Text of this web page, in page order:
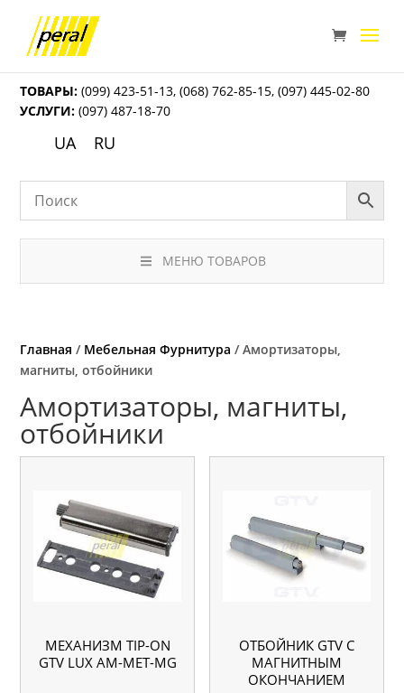
ТОВАРЫ: (099) 423-51-13,(068) 762-85-15,(097) 445-02-80
УСЛУГИ: (097) 487-18-70
UA RU
МЕНЮ ТОВАРОВ
Главная / Мебельная Фурнитура / Амортизаторы,
магниты, отбойники
Амортизаторы, магниты,
отбойники
МЕХАНИЗМ TIP-ON
GTV LUX AM-MET-MG
ОТБОЙНИК GTV С
МАГНИТНЫМ
ОКОНЧАНИЕМ